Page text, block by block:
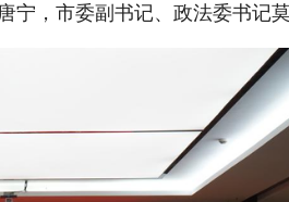
，市委副书记、政法委书记莫